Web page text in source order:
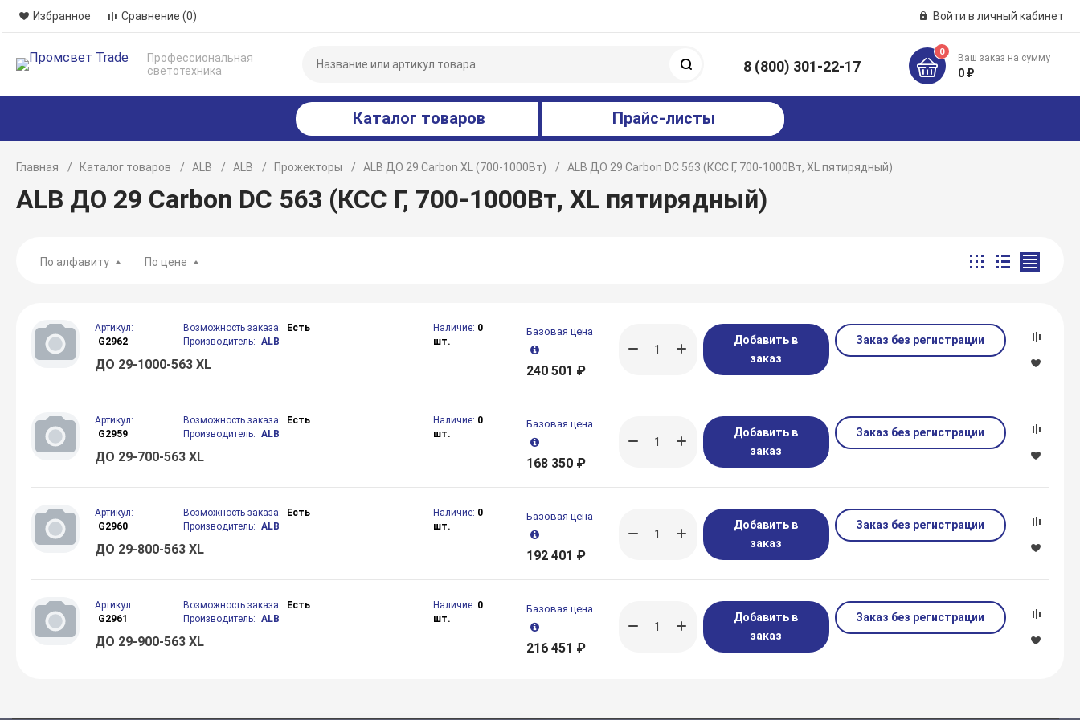
Избранное Сравнение (0) Войти в личный кабинет
Профессиональная
светотехника
8 (800) 301-22-17
0
Ваш заказ на сумму
0 ₽
Каталог товаров Прайс-листы
Главная Каталог товаров ALB ALB Прожекторы ALB ДО 29 Carbon XL (700-1000Вт) ALB ДО 29 Carbon DC 563 (КСС Г, 700-1000Вт, XL пятирядный)
ALB ДО 29 Carbon DC 563 (КСС Г, 700-1000Вт, XL пятирядный)
По алфавиту По цене
Артикул:
G2962
Наличие: 0
шт.
Возможность заказа:
Есть
Производитель: ALB
ДО 29-1000-563 XL
Базовая цена
240 501 ₽
Добавить в
заказ
Заказ без регистрации
Артикул:
G2959
Наличие: 0
шт.
Возможность заказа:
Есть
Производитель: ALB
ДО 29-700-563 XL
Базовая цена
168 350 ₽
Добавить в
заказ
Заказ без регистрации
Артикул:
G2960
Наличие: 0
шт.
Возможность заказа:
Есть
Производитель: ALB
ДО 29-800-563 XL
Базовая цена
192 401 ₽
Добавить в
заказ
Заказ без регистрации
Артикул:
G2961
Наличие: 0
шт.
Возможность заказа:
Есть
Производитель: ALB
ДО 29-900-563 XL
Базовая цена
216 451 ₽
Добавить в
заказ
Заказ без регистрации